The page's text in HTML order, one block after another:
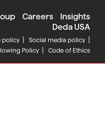
Careers
Insights
Deda USA
policy
Social media policy
Policy
Code of Ethics